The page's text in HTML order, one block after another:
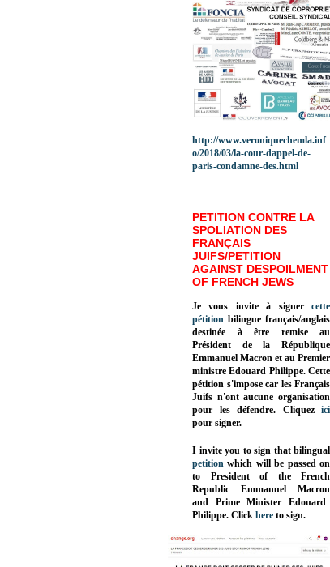
http://www.veroniquechemla.inf
o/2018/03/la-cour-dappel-de-
paris-condamne-des.html
PETITION CONTRE LA
SPOLIATION DES
FRANÇAIS
JUIFS/PETITION
AGAINST DESPOILMENT
OF FRENCH JEWS
Je vous invite à signer cette
pétition bilingue français/anglais
destinée à être remise au
Président de la République
Emmanuel Macron et au Premier
ministre Edouard Philippe. Cette
pétition s'impose car les Français
Juifs n'ont aucune organisation
pour les défendre. Cliquez
ici
pour signer.
I invite you to sign that bilingual
petition which will be passed on
to President of the French
Republic Emmanuel Macron
and Prime Minister Edouard
Philippe. Click here to sign.